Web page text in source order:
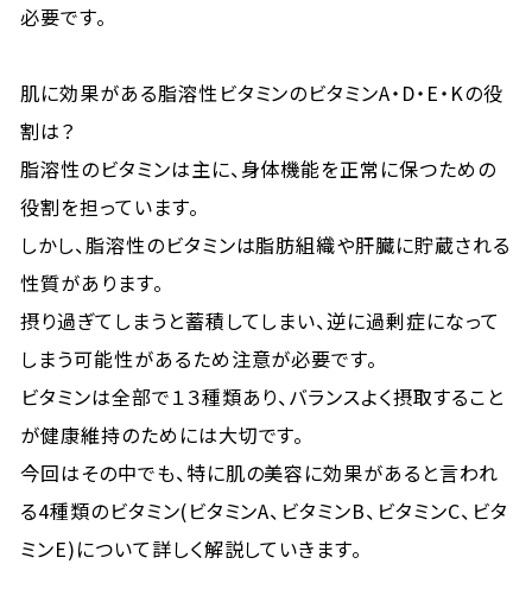
必要です。
肌に効果がある脂溶性ビタミンのビタミンA・D・E・Kの役
割は？
脂溶性のビタミンは主に、身体機能を正常に保つための
役割を担っています。
しかし、脂溶性のビタミンは脂肪組織や肝臓に貯蔵される
性質があります。
摂り過ぎてしまうと蓄積してしまい、逆に過剰症になって
しまう可能性があるため注意が必要です。
ビタミンは全部で１３種類あり、バランスよく摂取すること
が健康維持のためには大切です。
今回はその中でも、特に肌の美容に効果があると言われ
る4種類のビタミン(ビタミンA、ビタミンB、ビタミンC、ビタ
ミンE)について詳しく解説していきます。